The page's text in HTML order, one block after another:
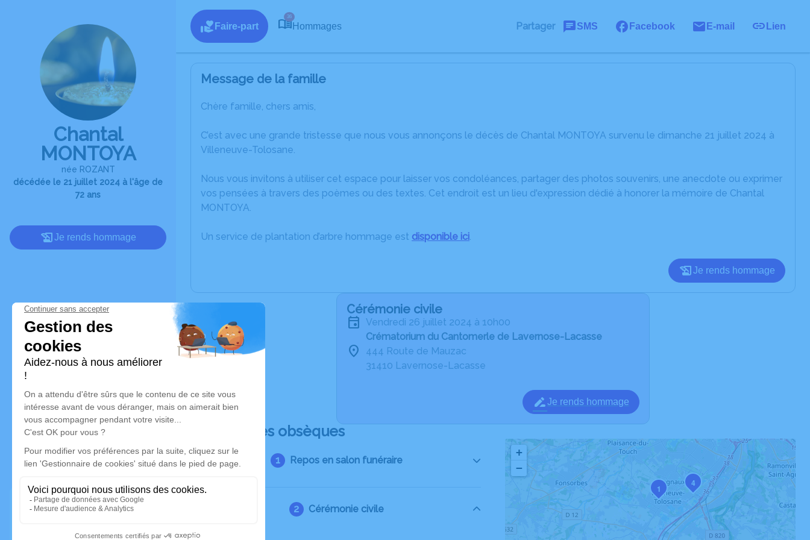
Chantal
MONTOYA
née ROZANT
décédée le 21 juillet 2024 à l'âge de
72 ans
Je rends hommage
Faire-part
36
Hommages Partager SMS Facebook E-mail Lien
Message de la famille
Chère famille, chers amis,
C’est avec une grande tristesse que nous vous annonçons le décès de Chantal MONTOYA survenu le dimanche 21 juillet 2024 à
Villeneuve-Tolosane.
Nous vous invitons à utiliser cet espace pour laisser vos condoléances, partager des photos souvenirs, une anecdote ou exprimer
vos pensées à travers des poèmes ou des textes. Cet endroit est un lieu d'expression dédié à honorer la mémoire de Chantal
MONTOYA.
Un service de plantation d’arbre hommage est disponible ici.
Je rends hommage
Cérémonie civile
vendredi 26 juillet 2024 à 10h00
Crématorium du Cantomerle de Lavernose-Lacasse
444 Route de Mauzac
31410 Lavernose-Lacasse
Je rends hommage
Déroulé des obsèques
Repos en salon funéraire
Cérémonie civile
1
4
+
−